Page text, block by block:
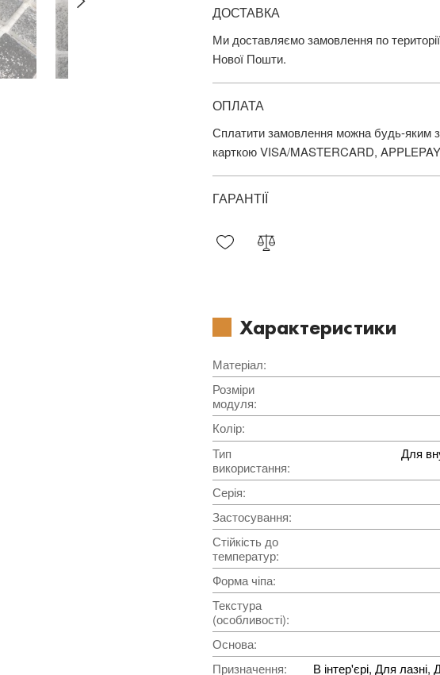
ДОСТАВКА
Ми доставляємо замовлення по
Нової Пошти.
ОПЛАТА
Сплатити замовлення можна будь-яким
карткою VISA/MASTERCARD,
ГАРАНТІЇ
Характеристики
Матеріал:
Розміри
модуля:
Колір:
Тип
використання:
Для
Серія:
Застосування:
Стійкість до
температур:
Форма чіпа:
Текстура
(особливості):
Основа:
Призначення:
В інтер'єрі, Для